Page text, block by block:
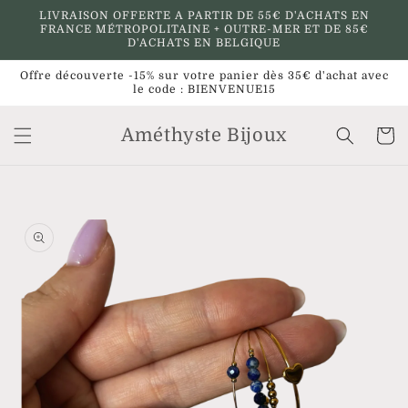
passer
au
LIVRAISON OFFERTE A PARTIR DE 55€ D'ACHATS EN
FRANCE MÉTROPOLITAINE + OUTRE-MER ET DE 85€
D'ACHATS EN BELGIQUE
Offre découverte -15% sur votre panier dès 35€ d'achat avec
le code : BIENVENUE15
Améthyste Bijoux Panier
Passer aux
informations
produits